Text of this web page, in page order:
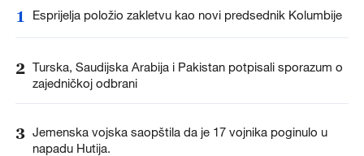
1 Esprijelja položio zakletvu kao novi predsednik Kolumbije
2 Turska, Saudijska Arabija i Pakistan potpisali sporazum o
zajedničkoj odbrani
3 Jemenska vojska saopštila da je 17 vojnika poginulo u
napadu Hutija.